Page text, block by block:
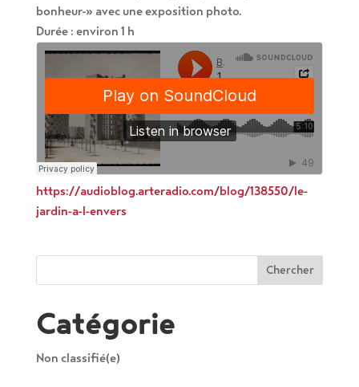
bonheur » avec une exposition photo.
Durée : environ 1 h
https://audioblog.arteradio.com/blog/138550/le-
jardin-a-l-envers
Catégorie
Non classifié(e)